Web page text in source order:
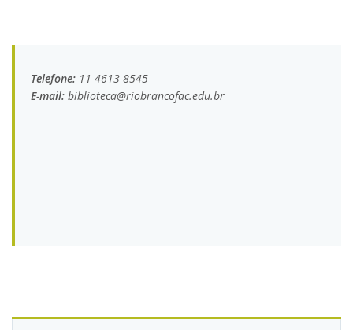
Telefone: 11 4613 8545
E-mail: biblioteca@riobrancofac.edu.br